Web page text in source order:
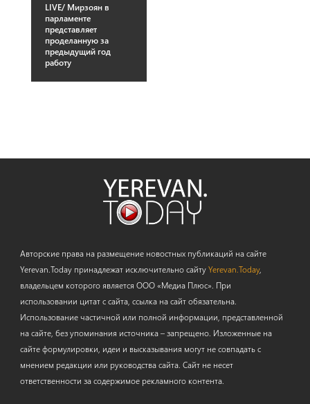
LIVE/ Мирзоян в
парламенте
представляет
проделанную за
предыдущий год
работу
Авторские права на размещение новостных публикаций на сайте
Yerevan.Today принадлежат исключительно сайтуYerevan.Today,
владельцем которого является ООО «Медиа Плюс». При
использовании цитат с сайта, ссылка на сайт обязательна.
Использование частичной или полной информации, представленной
на сайте, без упоминания источника – запрещено. Изложенные на
сайте формулировки, идеи и высказывания могут не совпадать с
мнением редакции или руководства сайта. Сайт не несет
ответственности за содержимое рекламного контента.